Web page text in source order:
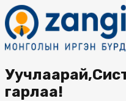
гарлаа!